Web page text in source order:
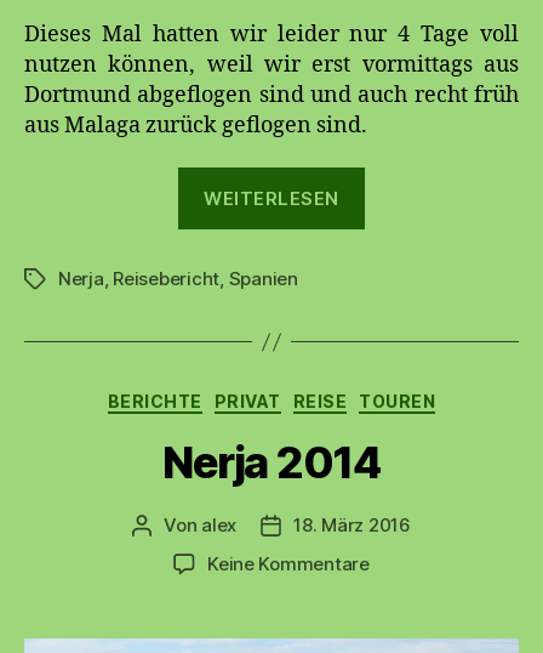
Dieses Mal hatten wir leider nur 4 Tage voll
nutzen können, weil wir erst vormittags aus
Dortmund abgeflogen sind und auch recht früh
aus Malaga zurück geflogen sind.
WEITERLESEN
Schlagwörter
Nerja, Reisebericht, Spanien
Kategorien
BERICHTE PRIVAT REISE TOUREN
Nerja 2014
Beitragsautor
Von alex Beitragsdatum
18. März 2016
Keine Kommentarezu